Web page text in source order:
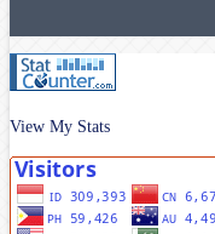
View My Stats